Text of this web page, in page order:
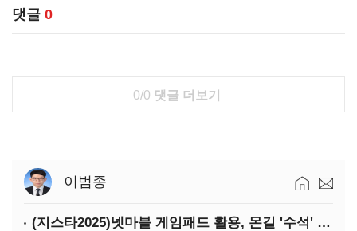
댓글 0
0/0 댓글 더보기
이범종
(지스타2025)넷마블 게임패드 활용, 몬길 '수석' 7대죄 '차석'